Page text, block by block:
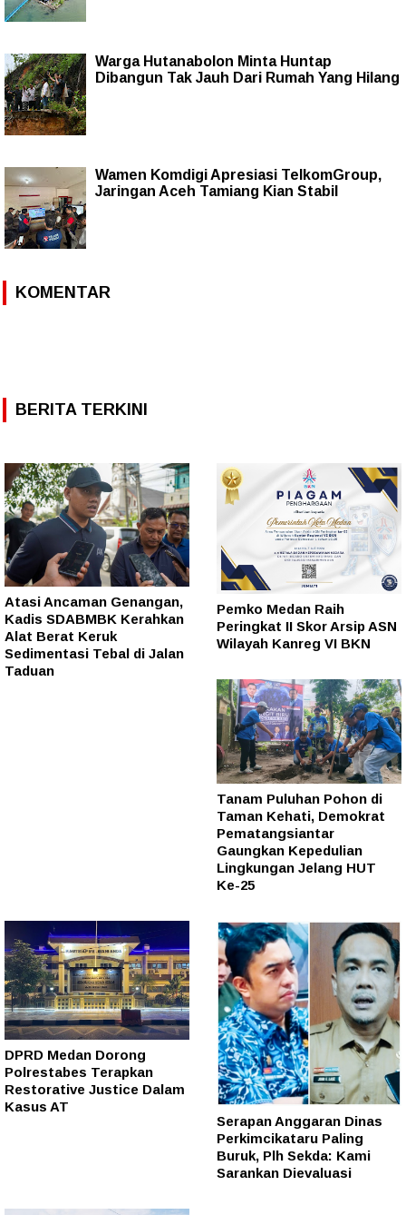
Warga Hutanabolon Minta Huntap
Dibangun Tak Jauh Dari Rumah Yang Hilang
Wamen Komdigi Apresiasi TelkomGroup,
Jaringan Aceh Tamiang Kian Stabil
KOMENTAR
BERITA TERKINI
Atasi Ancaman Genangan,
Kadis SDABMBK Kerahkan
Alat Berat Keruk
Sedimentasi Tebal di Jalan
Taduan
Pemko Medan Raih
Peringkat II Skor Arsip ASN
Wilayah Kanreg VI BKN
Tanam Puluhan Pohon di
Taman Kehati, Demokrat
Pematangsiantar
Gaungkan Kepedulian
Lingkungan Jelang HUT
Ke-25
DPRD Medan Dorong
Polrestabes Terapkan
Restorative Justice Dalam
Kasus AT
Serapan Anggaran Dinas
Perkimcikataru Paling
Buruk, Plh Sekda: Kami
Sarankan Dievaluasi